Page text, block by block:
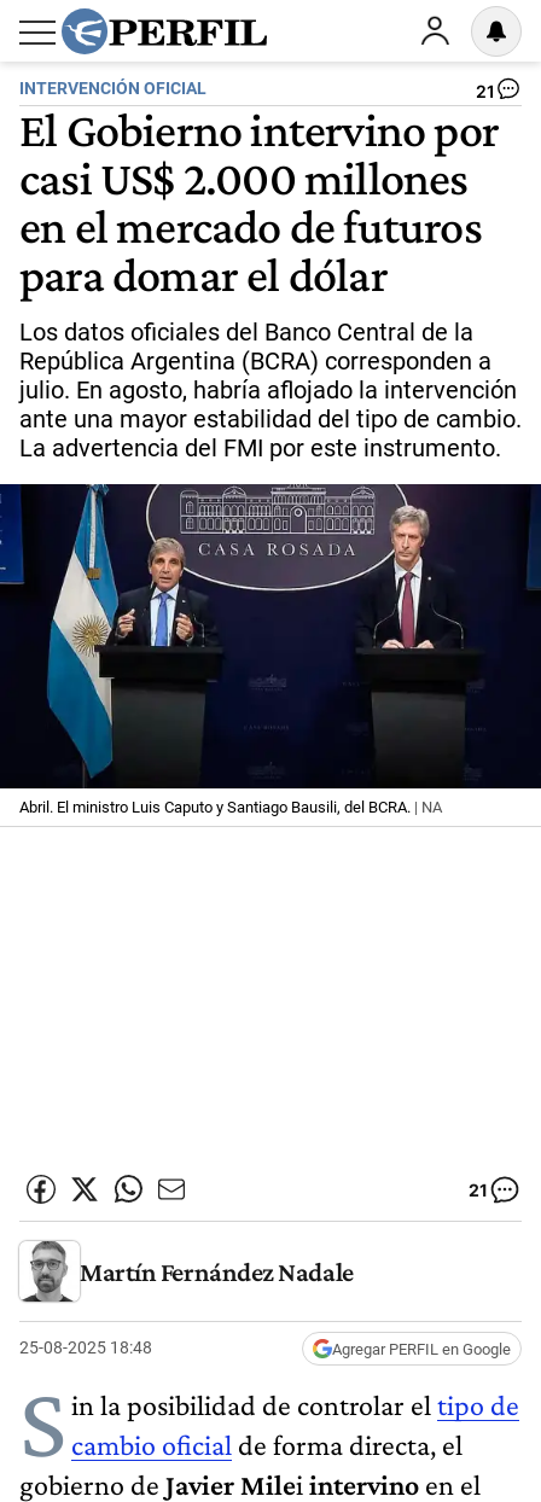
INTERVENCIÓN OFICIAL 21
El Gobierno intervino por
casi US$ 2.000 millones
en el mercado de futuros
para domar el dólar
Los datos oficiales del Banco Central de la
República Argentina (BCRA) corresponden a
julio. En agosto, habría aflojado la intervención
ante una mayor estabilidad del tipo de cambio.
La advertencia del FMI por este instrumento.
Abril. El ministro Luis Caputo y Santiago Bausili, del BCRA. | NA
21
Martín Fernández Nadale
25-08-2025 18:48 Agregar PERFIL en Google
S in la posibilidad de controlar el tipo de
cambio oficial de forma directa, el
gobierno de Javier Milei intervino en el